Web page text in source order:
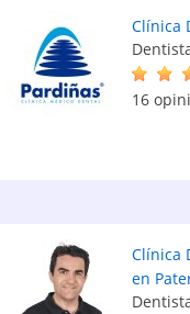
Clínica
16
Clínica
en